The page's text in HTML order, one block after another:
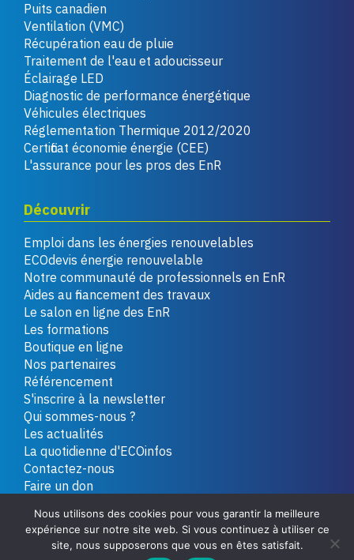
Puits canadien
Ventilation (VMC)
Récupération eau de pluie
Traitement de l'eau et adoucisseur
Éclairage LED
Diagnostic de performance énergétique
Véhicules électriques
Réglementation Thermique 2012/2020
Certificat économie énergie (CEE)
L'assurance pour les pros des EnR
Découvrir
Emploi dans les énergies renouvelables
ECOdevis énergie renouvelable
Notre communauté de professionnels en EnR
Aides au financement des travaux
Le salon en ligne des EnR
Les formations
Boutique en ligne
Nos partenaires
Référencement
S'inscrire à la newsletter
Qui sommes-nous ?
Les actualités
La quotidienne d'ECOinfos
Contactez-nous
Faire un don
Copyright 2026 - Tous droits réservés Plan du site
Nous utilisons des cookies pour vous garantir la meilleure
expérience sur notre site web. Si vous continuez à utiliser ce
site, nous supposerons que vous en êtes satisfait.